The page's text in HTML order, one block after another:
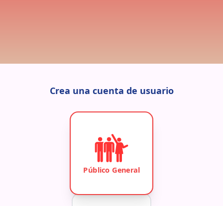
Crea una cuenta de usuario
Público General